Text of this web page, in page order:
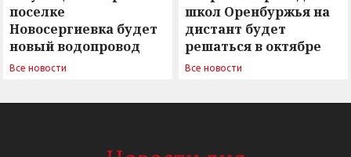
поселке
Новосергиевка будет
новый водопровод
Все новости
школ Оренбуржья на
дистант будет
решаться в октябре
Все новости